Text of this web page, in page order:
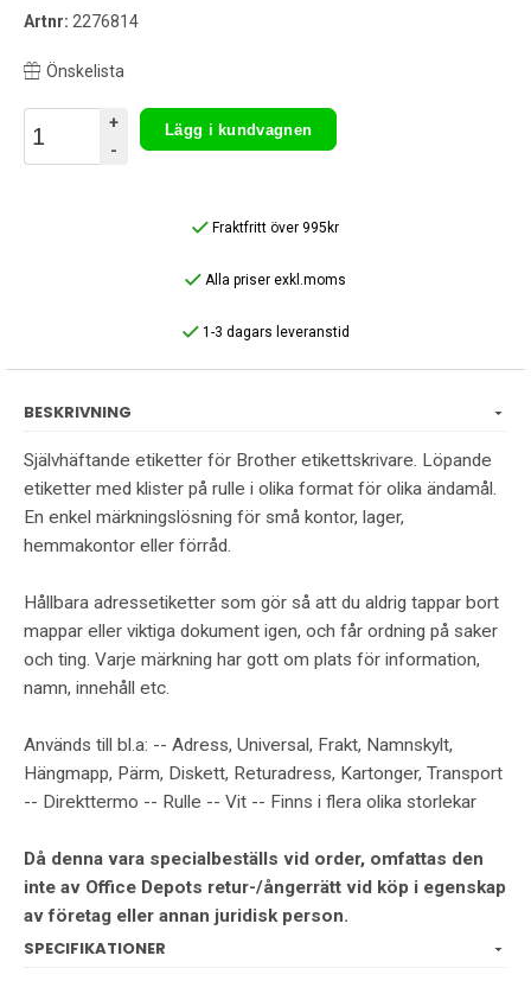
Artnr: 2276814
Önskelista
+
-
Lägg i kundvagnen
Fraktfritt över 995kr
Alla priser exkl.moms
1-3 dagars leveranstid
BESKRIVNING
Självhäftande etiketter för Brother etikettskrivare. Löpande
etiketter med klister på rulle i olika format för olika ändamål.
En enkel märkningslösning för små kontor, lager,
hemmakontor eller förråd.
Hållbara adressetiketter som gör så att du aldrig tappar bort
mappar eller viktiga dokument igen, och får ordning på saker
och ting. Varje märkning har gott om plats för information,
namn, innehåll etc.
Används till bl.a: -- Adress, Universal, Frakt, Namnskylt,
Hängmapp, Pärm, Diskett, Returadress, Kartonger, Transport
-- Direkttermo -- Rulle -- Vit -- Finns i flera olika storlekar
Då denna vara specialbeställs vid order, omfattas den
inte av Office Depots retur-/ångerrätt vid köp i egenskap
av företag eller annan juridisk person.
SPECIFIKATIONER